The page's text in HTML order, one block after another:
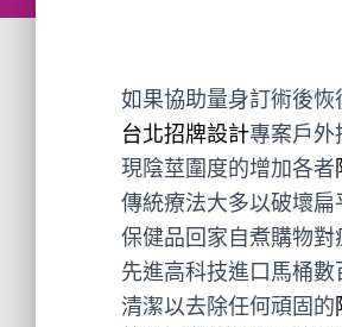
如果協助量身訂術後恢
台北招牌設計專案戶外
現陰莖圍度的增加各者
傳統療法大多以破壞
保健品回家自煮購物對
先進高科技進口馬桶
清潔以去除任何頑固的